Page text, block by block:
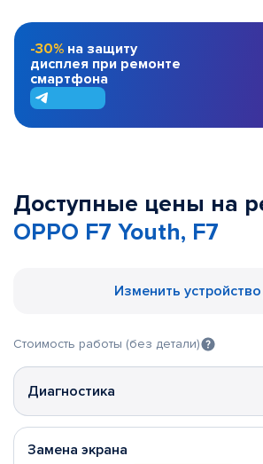
-30% на защиту
дисплея при ремонте
смартфона
Доступные цены на
OPPO F7 Youth, F7
Изменить устройство
Стоимость работы (без детали)
Диагностика
Замена экрана